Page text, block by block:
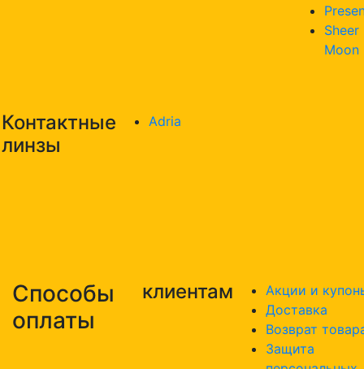
Sheer
Moon
Контактные
линзы
Adria
Способы
оплаты
клиентам
Акции и
Доставка
Возврат
Защита